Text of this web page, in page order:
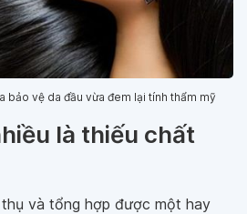
bảo vệ da đầu vừa đem lại tính thẩm mỹ
là thiếu chất
và tổng hợp được một hay